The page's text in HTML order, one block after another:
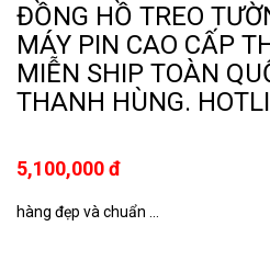
ĐỒNG HỒ TREO
MÁY PIN CAO CẤP
MIỄN SHIP TOÀN
THANH HÙNG.
5,100,000 đ
hàng đẹp và chuẩn ...